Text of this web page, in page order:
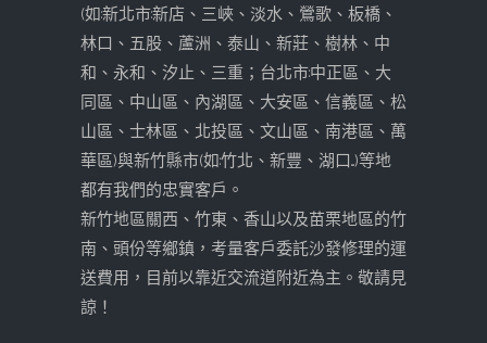
(如:新北市:新店、三峽、淡水、鶯歌、板橋、
林口、五股、蘆洲、泰山、新莊、樹林、中
和、永和、汐止、三重；台北市:中正區、大
同區、中山區、內湖區、大安區、信義區、松
山區、士林區、北投區、文山區、南港區、萬
華區)與新竹縣市(如:竹北、新豐、湖口...)等地
都有我們的忠實客戶。
新竹地區關西、竹東、香山以及苗栗地區的竹
南、頭份等鄉鎮，考量客戶委託沙發修理的運
送費用，目前以靠近交流道附近為主。敬請見
諒！